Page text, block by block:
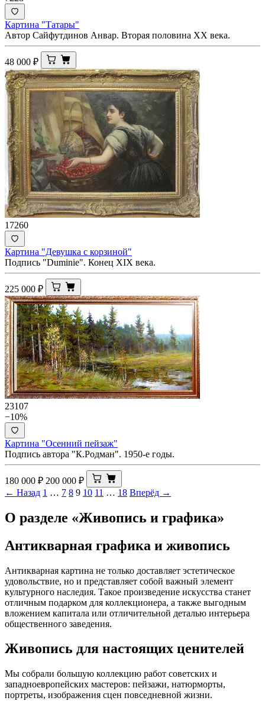
Картина "Татары"
Автор Сайфутдинов Анвар. Вторая половина ХХ века.
48 000 ₽
17260
Картина "Девушка с корзиной"
Подпись "Duminie". Конец XIX века.
225 000 ₽
23107
−10%
Картина "Осенний пейзаж"
Подпись автора "К.Родман". 1950-е годы.
180 000 ₽ 200 000 ₽
← Назад 1 … 7 8 9 10 11 … 18 Вперёд →
О разделе «Живопись и графика»
Антикварная графика и живопись
Антикварная картина не только доставляет эстетическое
удовольствие, но и представляет собой важный элемент
культурного наследия. Такое произведение искусства станет
отличным подарком для коллекционера, а также выгодным
вложением капитала или отличительной деталью интерьера
общественного заведения.
Живопись для настоящих ценителей
Мы собрали большую коллекцию работ советских и
западноевропейских мастеров: пейзажи, натюрморты,
портреты, изображения сцен повседневной жизни.